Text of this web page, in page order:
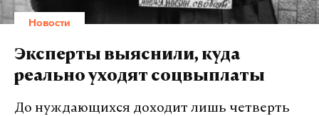
Новости
Эксперты выяснили, куда
реально уходят соцвыплаты
До нуждающихся доходит лишь четверть